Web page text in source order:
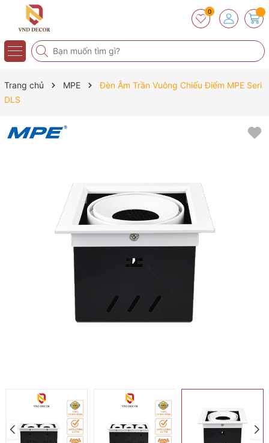
0
Trang chủ MPE
Đèn Âm Trần Vuông Chiếu Điểm MPE Seri
DLS